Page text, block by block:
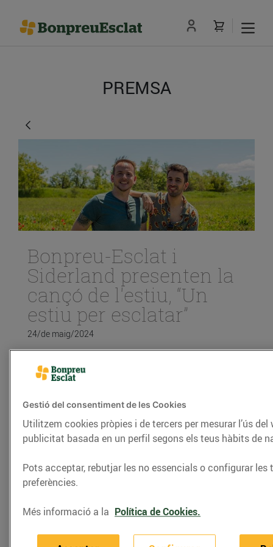
PREMSA
Bonpreu-Esclat i
Siderland presenten la
cançó de l'estiu, “Un
estiu per esclatar”
24/de maig/2024
Bonpreu-Esclat i Siderland presenten la cançó de
Grup Enderrock, Siderland i Bonpreu-
Esclat
amb el territori donant veu a la música en
català.
Després del seu pas pel Benidorm Fest el 2023 i
d’una trajectòria iniciada l’any 2018, el duo
Gestió del consentiment de les Cookies
Utilitzem cookies pròpies i de tercers per mesurar l’ús
publicitat basada en un perfil segons els teus hàbits de
Pots acceptar, rebutjar les no essencials o configurar les
preferències.
Més informació a la Política de Cookies.